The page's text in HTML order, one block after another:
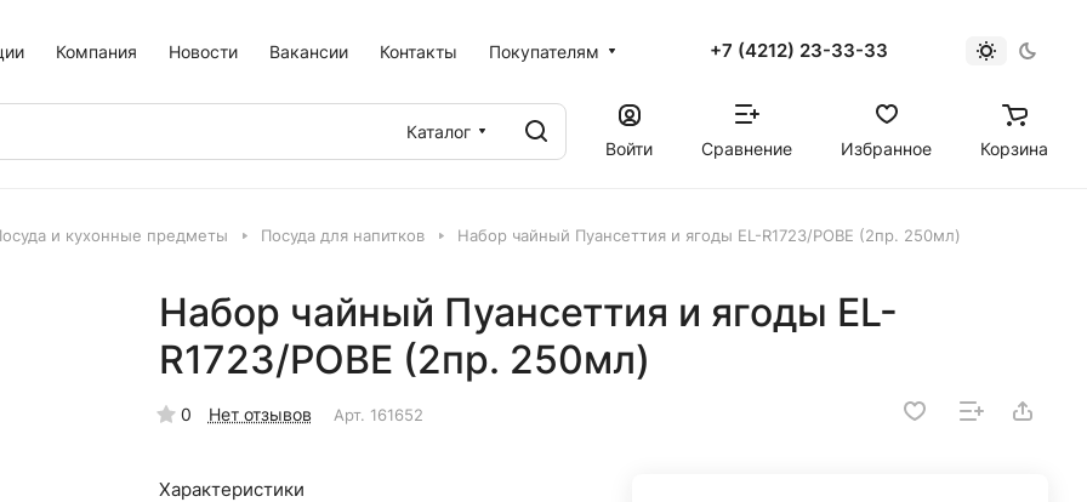
Компания Новости Вакансии Контакты Покупателям +7 (4212) 23-33-33
Каталог
Войти
Сравнение Избранное Корзина
и кухонные предметы Посуда для напитков Набор чайный Пуансеттия и ягоды EL-R1723/POBE (2пр. 250мл)
Набор чайный Пуансеттия и ягоды EL-
R1723/POBE (2пр. 250мл)
0 Нет отзывов Арт. 161652
Характеристики